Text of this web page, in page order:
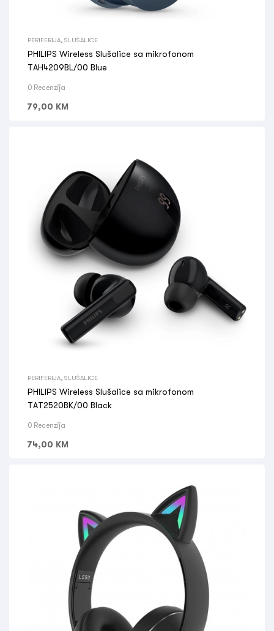
PERIFERIJA SLUŠALICE
PHILIPS Wireless Slušalice sa mikrofonom
TAH4209BL/00 Blue
0 Recenzija
79,00 KM
PERIFERIJA SLUŠALICE
PHILIPS Wireless Slušalice sa mikrofonom
TAT2520BK/00 Black
0 Recenzija
74,00 KM